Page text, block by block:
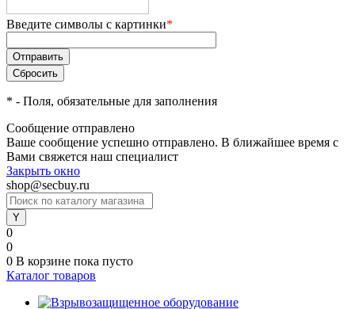
Введите символы с картинки*
* - Поля, обязательные для заполнения
Сообщение отправлено
Ваше сообщение успешно отправлено. В ближайшее время с
Вами свяжется наш специалист
Закрыть окно
shop@secbuy.ru
0
0
0 В корзине пока пусто
Каталог товаров